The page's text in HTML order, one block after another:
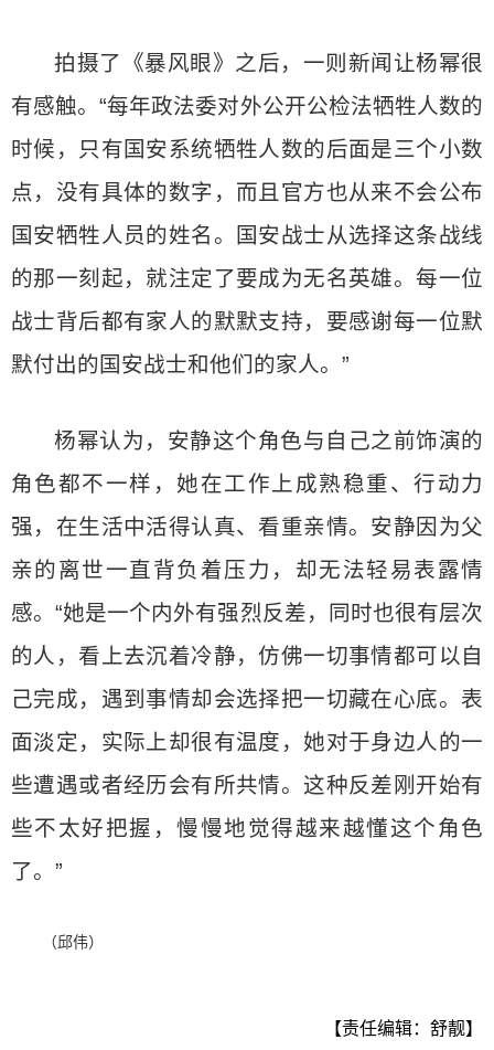
拍摄了《暴风眼》之后，一则新闻让杨幂很
有感触。“每年政法委对外公开公检法牺牲人数的
时候，只有国安系统牺牲人数的后面是三个小数
点，没有具体的数字，而且官方也从来不会公布
国安牺牲人员的姓名。国安战士从选择这条战线
的那一刻起，就注定了要成为无名英雄。每一位
战士背后都有家人的默默支持，要感谢每一位默
默付出的国安战士和他们的家人。”
杨幂认为，安静这个角色与自己之前饰演的
角色都不一样，她在工作上成熟稳重、行动力
强，在生活中活得认真、看重亲情。安静因为父
亲的离世一直背负着压力，却无法轻易表露情
感。“她是一个内外有强烈反差，同时也很有层次
的人，看上去沉着冷静，仿佛一切事情都可以自
己完成，遇到事情却会选择把一切藏在心底。表
面淡定，实际上却很有温度，她对于身边人的一
些遭遇或者经历会有所共情。这种反差刚开始有
些不太好把握，慢慢地觉得越来越懂这个角色
了。”
（邱伟）
【责任编辑：舒靓】